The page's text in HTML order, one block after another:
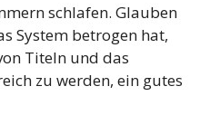
schlafen. Glauben
System betrogen hat,
Titeln und das
zu werden, ein gutes